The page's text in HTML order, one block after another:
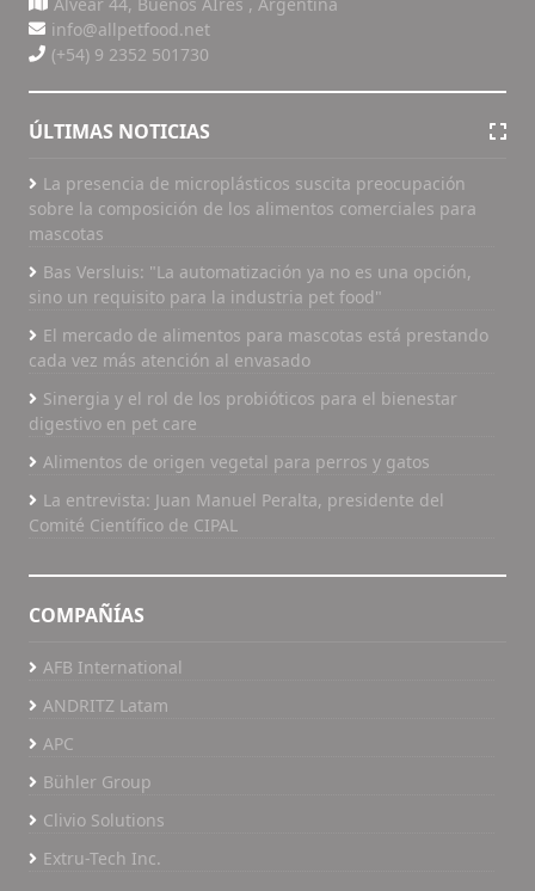
info@allpetfood.net
(+54) 9 2352 501730
ÚLTIMAS NOTICIAS
La presencia de microplásticos suscita preocupación
sobre la composición de los alimentos comerciales para
mascotas
Bas Versluis: "La automatización ya no es una opción,
sino un requisito para la industria pet food"
El mercado de alimentos para mascotas está prestando
cada vez más atención al envasado
Sinergia y el rol de los probióticos para el bienestar
digestivo en pet care
Alimentos de origen vegetal para perros y gatos
La entrevista: Juan Manuel Peralta, presidente del
Comité Científico de CIPAL
COMPAÑÍAS
AFB International
ANDRITZ Latam
APC
Bühler Group
Clivio Solutions
Extru-Tech Inc.